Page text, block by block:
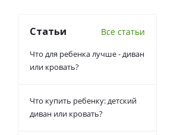
Статьи Все статьи
Что для ребенка лучше - диван
или кровать?
Что купить ребенку: детский
диван или кровать?